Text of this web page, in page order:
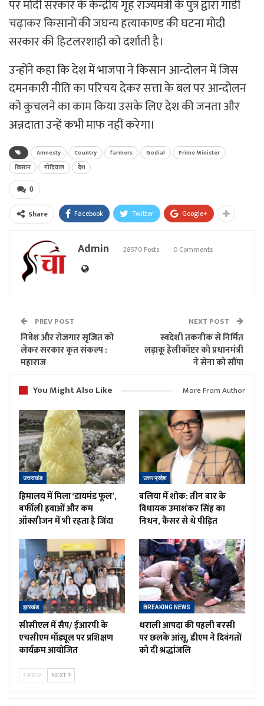
पर मोदी सरकार के केन्द्रीय गृह राज्यमंत्री के पुत्र द्वारा गाडी
चढ़ाकर किसानों की जघन्य हत्याकाण्ड की घटना मोदी
सरकार की हिटलरशाही को दर्शाती है।
उन्होंने कहा कि देश में भाजपा ने किसान आन्दोलन में जिस
दमनकारी नीति का परिचय देकर सत्ता के बल पर आन्दोलन
को कुचलने का काम किया उसके लिए देश की जनता और
अन्नदाता उन्हें कभी माफ नहीं करेगा।
Amnesty Country farmers Godial
Prime Minister
किसान
गोदियाल देश
0
Share Facebook Twitter Google+
Admin 28570 Posts 0 Comments
PREV POST
निवेश और रोजगार सृजित को
लेकर सरकार कृत संकल्प :
महाराज
NEXT POST
स्वदेशी तकनीक से निर्मित
लड़ाकू हेलीकॉप्टर को प्रधानमंत्री
ने सेना को सौंपा
You Might Also Like
More From Author
उत्तराखंड
हिमालय में मिला ‘डायमंड फूल’,
बर्फीली हवाओं और कम
ऑक्सीजन में भी रहता है जिंदा
उत्तर प्रदेश
बलिया में शोक: तीन बार के
विधायक उमाशंकर सिंह का
निधन, कैंसर से थे पीड़ित
झारखंड
सीसीएल में सैप/ ईआरपी के
एचसीएम मॉड्यूल पर प्रशिक्षण
कार्यक्रम आयोजित
BREAKING NEWS
धराली आपदा की पहली बरसी
पर छलके आंसू, डीएम ने दिवंगतों
को दी श्रद्धांजलि
PREV NEXT